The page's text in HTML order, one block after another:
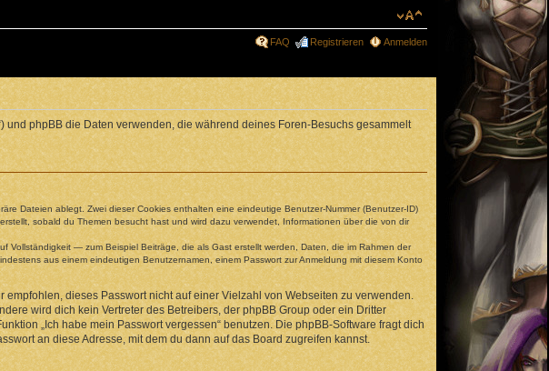
FAQ Registrieren Anmelden
und phpBB die Daten verwenden, die während deines Foren-Besuchs gesammelt
Dateien ablegt. Zwei dieser Cookies enthalten eine eindeutige Benutzer-Nummer (Benutzer-ID)
sobald du Themen besucht hast und wird dazu verwendet, Informationen über die von dir
— zum Beispiel Beiträge, die als Gast erstellt werden, Daten, die im Rahmen der
aus einem eindeutigen Benutzernamen, einem Passwort zur Anmeldung mit diesem Konto
dieses Passwort nicht auf einer Vielzahl von Webseiten zu verwenden.
wird dich kein Vertreter des Betreibers, der phpBB Group oder ein Dritter
„Ich habe mein Passwort vergessen“ benutzen. Die phpBB-Software fragt dich
an diese Adresse, mit dem du dann auf das Board zugreifen kannst.